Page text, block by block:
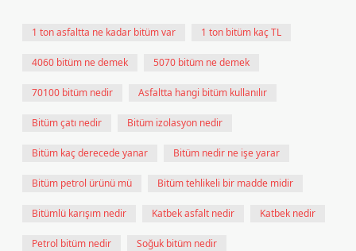
1 ton asfaltta ne kadar bitüm var 1 ton bitüm kaç TL
4060 bitüm ne demek 5070 bitüm ne demek
70100 bitüm nedir Asfaltta hangi bitüm kullanılır
Bitüm çatı nedir Bitüm izolasyon nedir
Bitüm kaç derecede yanar Bitüm nedir ne işe yarar
Bitüm petrol ürünü mü Bitüm tehlikeli bir madde midir
Bitümlü karışım nedir Katbek asfalt nedir Katbek nedir
Petrol bitüm nedir Soğuk bitüm nedir